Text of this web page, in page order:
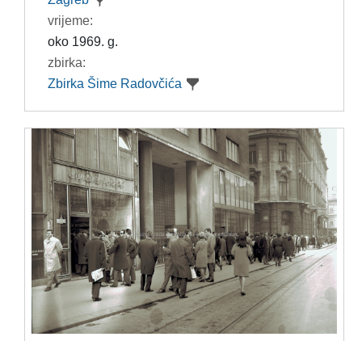
vrijeme:
oko 1969. g.
zbirka:
Zbirka Šime Radovčića